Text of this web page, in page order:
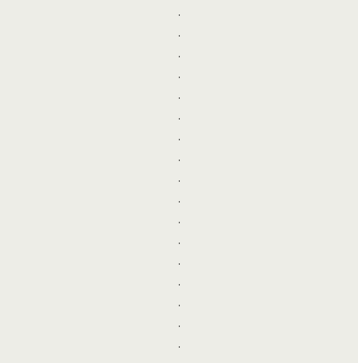
.
.
.
.
.
.
.
.
.
.
.
.
.
.
.
.
.